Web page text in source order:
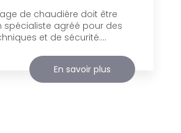
de chaudière doit être
spécialiste agréé pour des
et de sécurité....
En savoir plus